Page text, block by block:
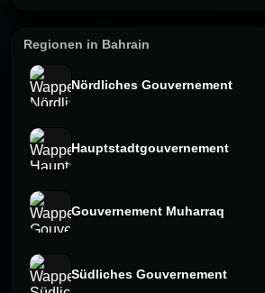
Regionen in Bahrain
Nördliches Gouvernement
Hauptstadtgouvernement
Gouvernement Muharraq
Südliches Gouvernement